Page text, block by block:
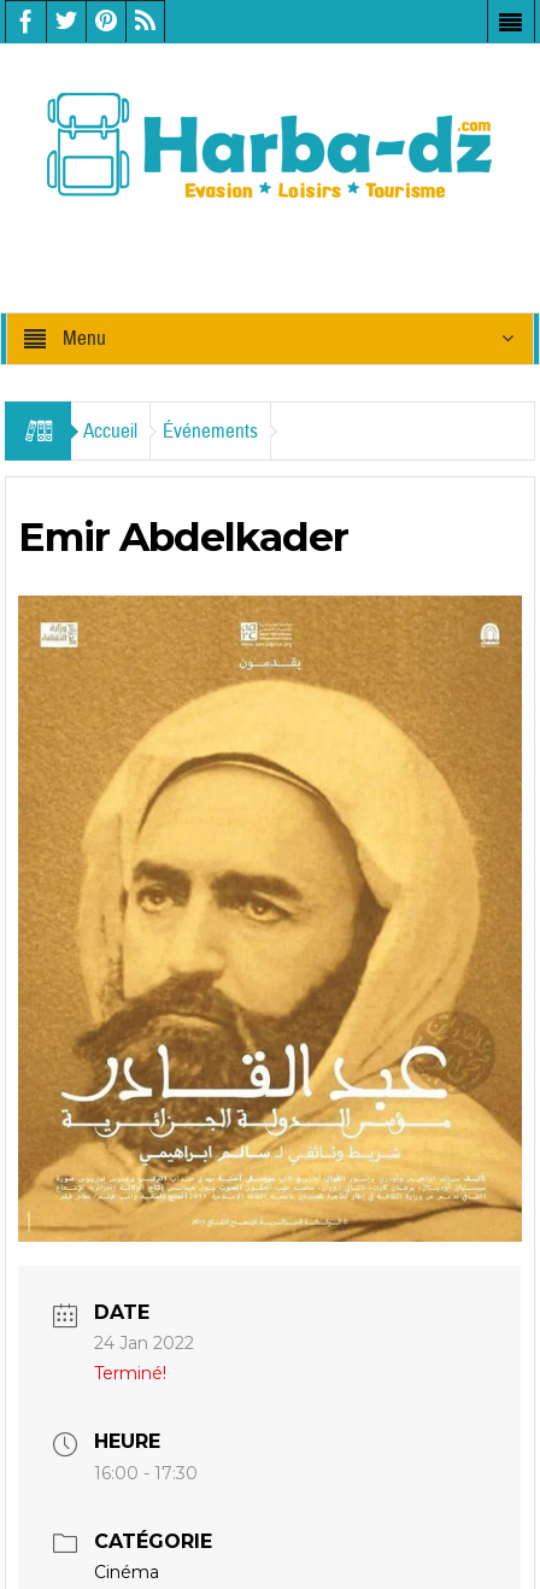
Menu
Accueil Événements
Emir Abdelkader
DATE
24 Jan 2022
Terminé!
HEURE
16:00 - 17:30
CATÉGORIE
Cinéma